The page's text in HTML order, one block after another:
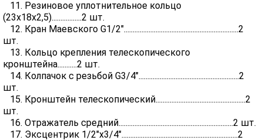
11. Резиновое уплотнительное кольцо
(23х18х2,5).................2 шт.
12. Кран Маевского G1/2".................................................................2
шт.
13. Кольцо крепления телескопического
кронштейна...........2 шт.
14. Колпачок с резьбой G3/4".........................................................2
шт.
15. Кронштейн телескопический...................................................2
шт.
16. Отражатель средний.................................................................2 шт.
17. Эксцентрик 1/2"х3/4"..................................................................2